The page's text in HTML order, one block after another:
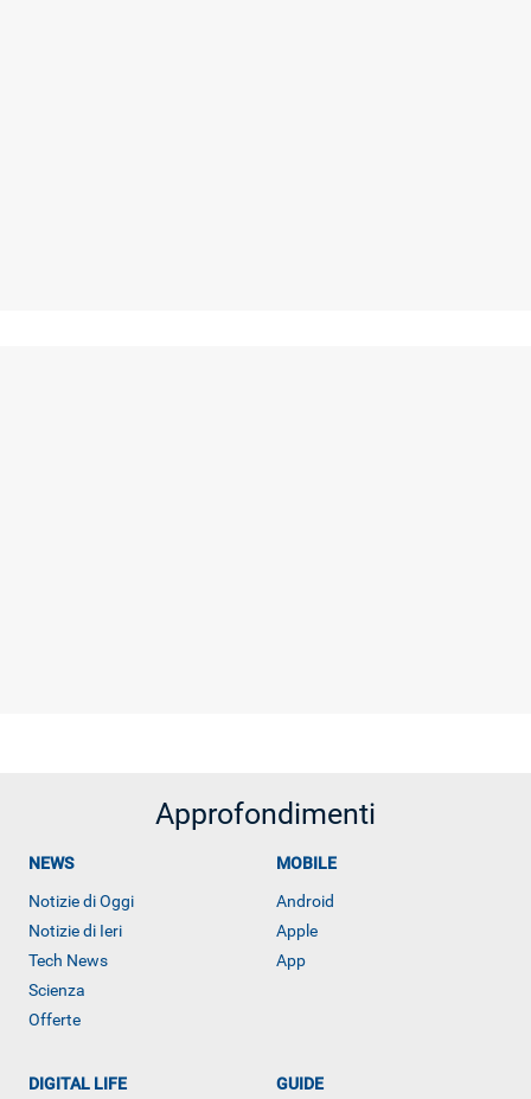
Approfondimenti
NEWS
Notizie di Oggi
Notizie di Ieri
Tech News
Scienza
Offerte
MOBILE
Android
Apple
App
DIGITAL LIFE
GUIDE